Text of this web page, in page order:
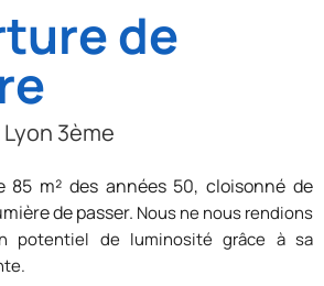
de
3ème
85 m² des années 50, cloisonné de
de passer. Nous ne nous rendions
potentiel de luminosité grâce à sa